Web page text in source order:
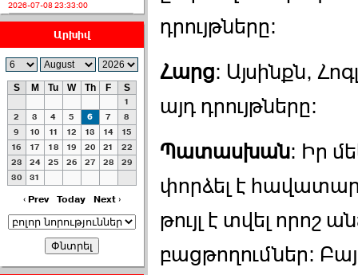
2026-07-08 23:33:00
ՀԱՅԱՊԱՀՊԱՆՈՒԹԻՒՆ՝
ՀԱՒԱՏՔԻ ԵՒ
ԿՐԹՈՒԹԵԱՆ
ՃԱՆԱՊԱՐՀՈՎ ›››
2026-07-06 06:50:00
Արխիվ
S M Tu W Th F S
1
2
3 4 5 6 7
8
9
10 11 12 13 14
15
16
17 18 19 20 21
22
23
24 25 26 27 28
29
30
31
‹ Prev Today Next ›
դրույթները:
Հարց: Այսինքն,
այդ դրույթները:
Պատասխան: Իր
փորձել է
թույլ է տվել որոշ
բացթողումներ: